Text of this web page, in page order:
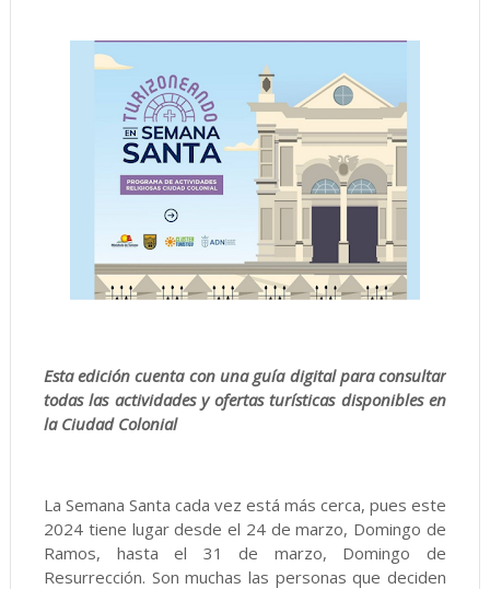
Esta edición cuenta con una guía digital para consultar
todas las actividades y ofertas turísticas disponibles en
la Ciudad Colonial
La Semana Santa cada vez está más cerca, pues este
2024 tiene lugar desde el 24 de marzo, Domingo de
Ramos, hasta el 31 de marzo, Domingo de
Resurrección. Son muchas las personas que deciden